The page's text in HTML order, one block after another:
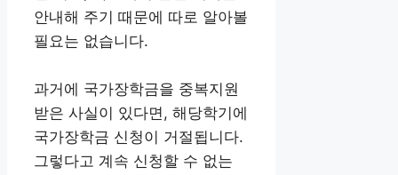
안내해 주기 때문에 따로 알아볼
필요는 없습니다.
과거에 국가장학금을 중복지원
받은 사실이 있다면, 해당학기에
국가장학금 신청이 거절됩니다.
그렇다고 계속 신청할 수 없는